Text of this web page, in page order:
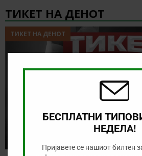
ТИКЕТ НА ДЕНОТ
ТИКЕТ НА ДЕНОТ
БЕСПЛАТНИ
НЕДЕЛА!
Пријавете се нашиот билтен